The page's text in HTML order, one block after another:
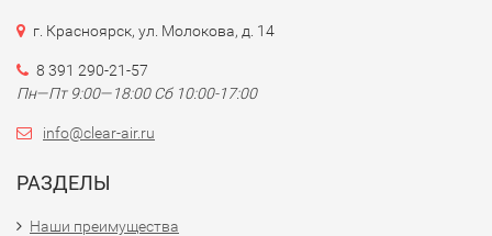
г. Красноярск, ул. Молокова, д. 14
8 391 290-21-57
Пн—Пт 9:00—18:00 Сб 10:00-17:00
info@clear-air.ru
РАЗДЕЛЫ
Наши преимущества